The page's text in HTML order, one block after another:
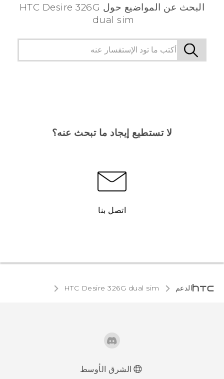
البحث عن المواضيع حول HTC Desire 326G
dual sim
لا تستطيع إيجاد ما تبحث عنه؟
اتصل بنا
الدعم HTC Desire 326G dual sim‎
الشرق الأوسط